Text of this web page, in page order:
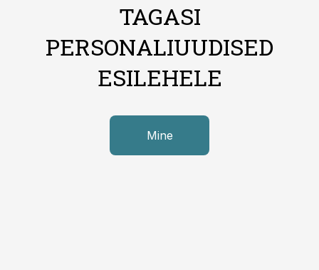
TAGASI
PERSONALIUUDISED
ESILEHELE
Mine